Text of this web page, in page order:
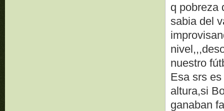
q pobreza
sabia del
nuestro
Esa srs
altura,si
ganaban